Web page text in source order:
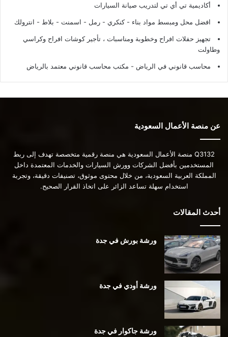
أكاديمية تي أي تي لتدريب صيانة السيارات
افضل محل ومبسط مواد بناء - كنكري - رمل - اسمنت - بلاط - انترولك
تجهيز حفلات افراح وخطوبة ومناسبات ، تأجير كوشات افراح وكراسي
وطاولت
محاسب قانوني في الرياض - مكتب محاسب قانوني معتمد بالرياض
عن منصة الأعمال السعودية
Q3132 منصة الأعمال السعودية هي منصة رقمية متخصصة تهدف إلى ربط
المستخدمين بأفضل الشركات وورش السيارات والخدمات المعتمدة داخل
المملكة العربية السعودية، من خلال محتوى موثوق، تصنيفات دقيقة، وتجربة
استخدام سهلة تساعد الزائر على اتخاذ القرار الصحيح.
أحدث المقالات
ورشة بورش في جدة
ورشة أودي في جدة
ورشة جاكوار في جدة